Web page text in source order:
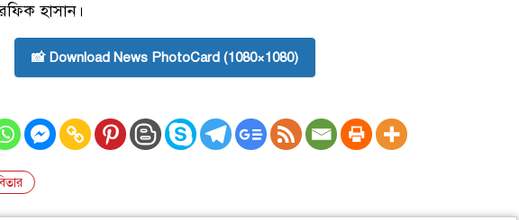
হাসান।
📸 Download News PhotoCard (1080×1080)